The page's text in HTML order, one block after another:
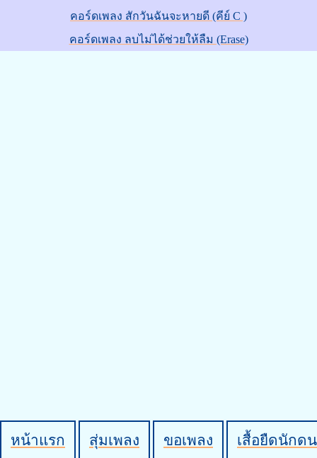
คอร์ดเพลง สักวันฉันจะหายดี (คีย์ C )
คอร์ดเพลง ลบไม่ได้ช่วยให้ลืม (Erase)
หน้าแรก สุ่มเพลง ขอเพลง เสื้อยืดนักด